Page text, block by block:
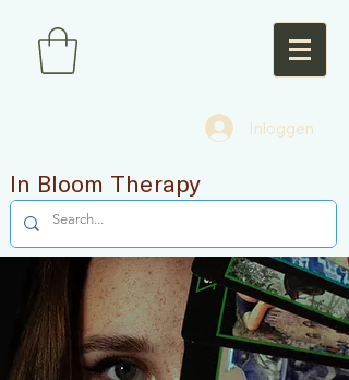
Inloggen
In Bloom Therapy